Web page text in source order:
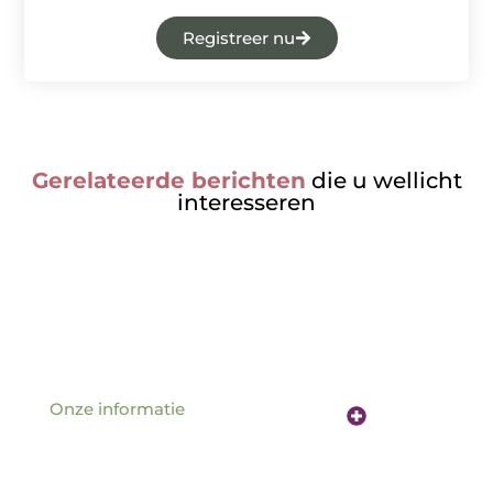
Registreer nu
Gerelateerde berichten die u wellicht
interesseren
Onze informatie